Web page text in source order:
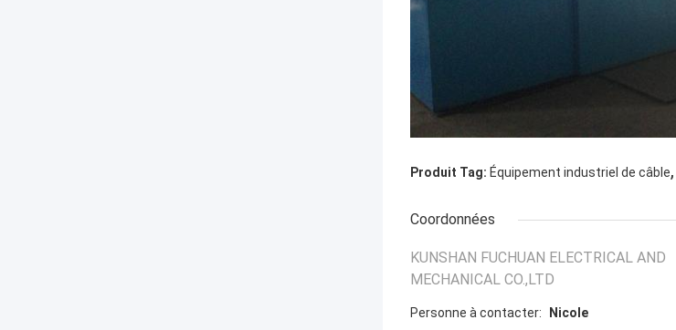
Produit Tag: Équipement industriel de câble,
Coordonnées
KUNSHAN FUCHUAN ELECTRICAL AND
MECHANICAL CO.,LTD
Personne à contacter: Nicole